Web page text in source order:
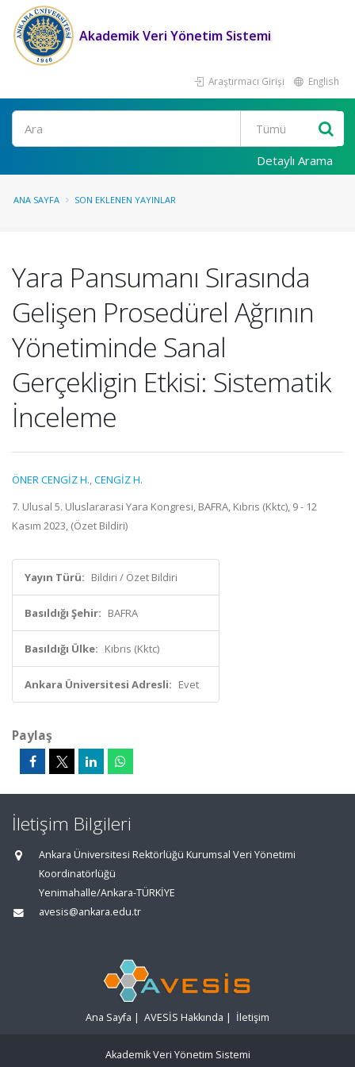
Akademik Veri Yönetim Sistemi
Araştırmacı Girişi English
Ara
Detaylı Arama
ANA SAYFA SON EKLENEN YAYINLAR
Yara Pansumanı Sırasında
Gelişen Prosedürel Ağrının
Yönetiminde Sanal
Gerçekligin Etkisi: Sistematik
İnceleme
ÖNER CENGİZ H.,CENGİZ H.
7. Ulusal 5. Uluslararasi Yara Kongresi, BAFRA, Kıbrıs (Kktc), 9 - 12
Kasım 2023, (Özet Bildiri)
Yayın Türü: Bildiri / Özet Bildiri
Basıldığı Şehir: BAFRA
Basıldığı Ülke: Kıbrıs (Kktc)
Ankara Üniversitesi Adresli: Evet
Paylaş
İletişim Bilgileri
Ankara Üniversitesi Rektörlüğü Kurumsal Veri Yönetimi
Koordinatörlüğü
Yenimahalle/Ankara-TÜRKİYE
avesis@ankara.edu.tr
Ana Sayfa | AVESİS Hakkında | İletişim
Akademik Veri Yönetim Sistemi